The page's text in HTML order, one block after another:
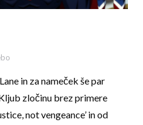
in za nameček še par
zločinu brez primere
not vengeance’ in od